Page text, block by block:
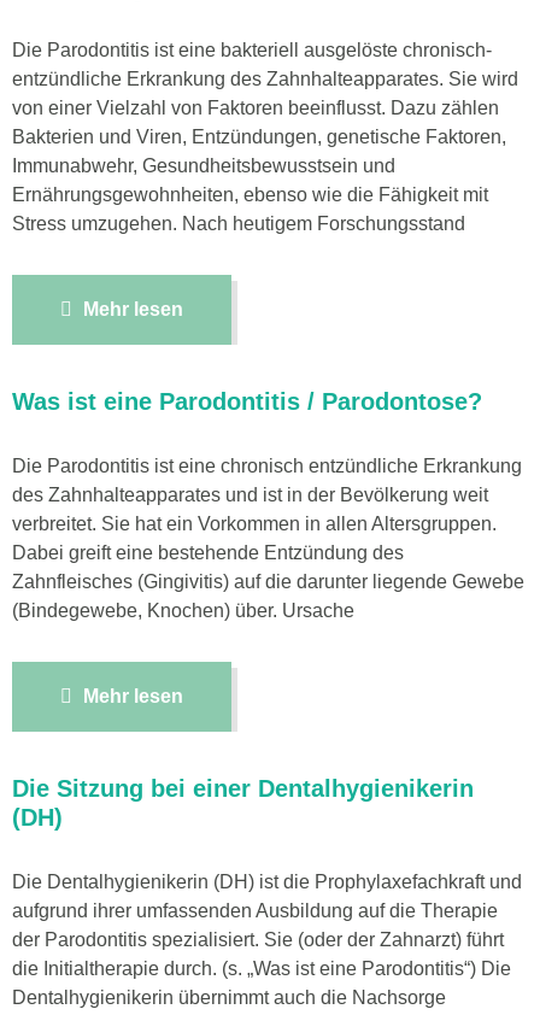
Die Parodontitis ist eine bakteriell ausgelöste chronisch-
entzündliche Erkrankung des Zahnhalteapparates. Sie wird
von einer Vielzahl von Faktoren beeinflusst. Dazu zählen
Bakterien und Viren, Entzündungen, genetische Faktoren,
Immunabwehr, Gesundheitsbewusstsein und
Ernährungsgewohnheiten, ebenso wie die Fähigkeit mit
Stress umzugehen. Nach heutigem Forschungsstand
Mehr lesen
Was ist eine Parodontitis / Parodontose?
Die Parodontitis ist eine chronisch entzündliche Erkrankung
des Zahnhalteapparates und ist in der Bevölkerung weit
verbreitet. Sie hat ein Vorkommen in allen Altersgruppen.
Dabei greift eine bestehende Entzündung des
Zahnfleisches (Gingivitis) auf die darunter liegende Gewebe
(Bindegewebe, Knochen) über. Ursache
Mehr lesen
Die Sitzung bei einer Dentalhygienikerin
(DH)
Die Dentalhygienikerin (DH) ist die Prophylaxefachkraft und
aufgrund ihrer umfassenden Ausbildung auf die Therapie
der Parodontitis spezialisiert. Sie (oder der Zahnarzt) führt
die Initialtherapie durch. (s. „Was ist eine Parodontitis“) Die
Dentalhygienikerin übernimmt auch die Nachsorge